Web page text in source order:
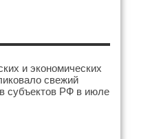
и экономических
свежий
субъектов РФ в июле